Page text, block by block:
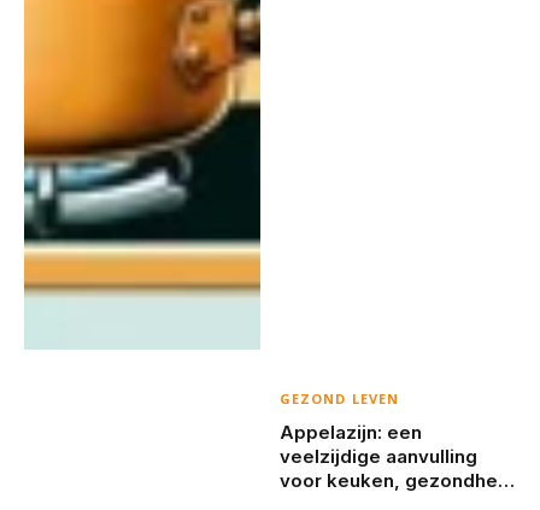
GEZOND LEVEN
Appelazijn: een
veelzijdige aanvulling
voor keuken, gezondheid